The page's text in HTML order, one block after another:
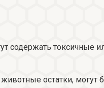
содержать
остатки,